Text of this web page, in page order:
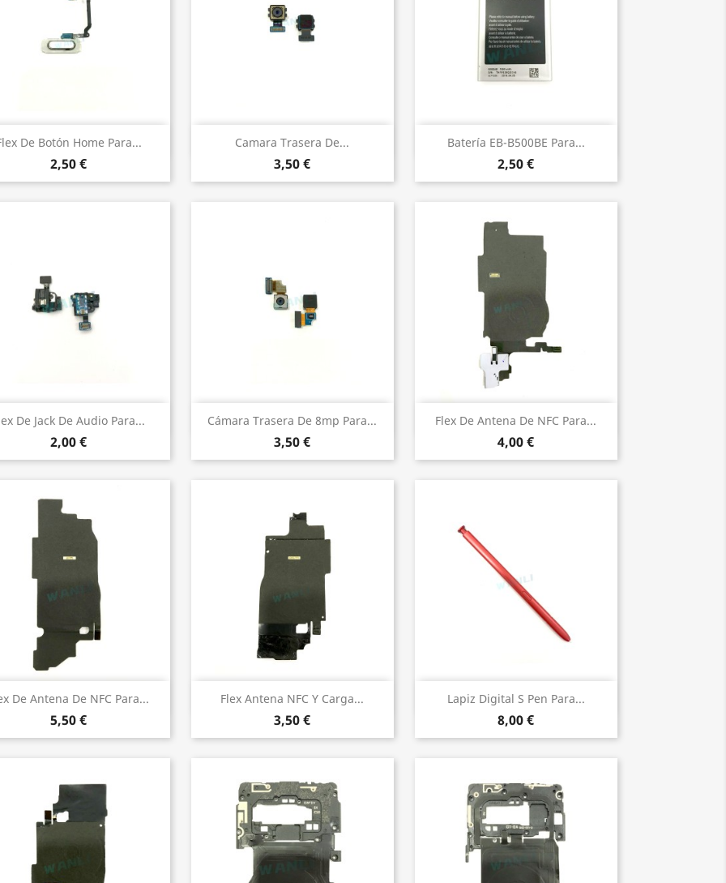
De Botón Home Para...
2,50 €
Vista rápida Camara Trasera De...
3,50 €
Vista rápida Batería EB-B500BE Para...
2,50 €
 Vista rápida
De Jack De Audio Para...
2,00 €
Vista rápida Cámara Trasera De 8mp Para...
3,50 €
Vista rápida Flex De Antena De NFC Para...
4,00 €
Vista rápida
De Antena De NFC Para...
5,50 €
Vista rápida Flex Antena NFC Y Carga...
3,50 €
Vista rápida Lapiz Digital S Pen Para...
8,00 €
Vista rápida